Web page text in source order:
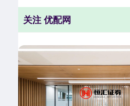
关注 优配网